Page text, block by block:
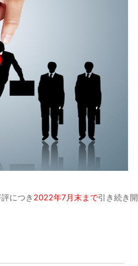
につき 2022年7月末まで引き続き開